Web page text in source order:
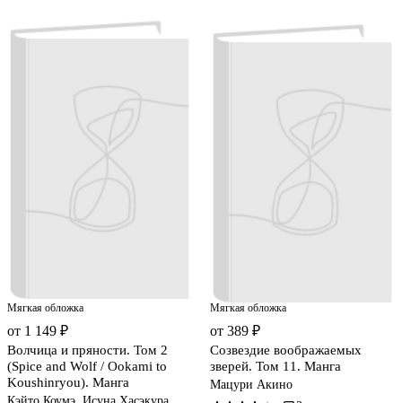
Мягкая обложка
от 1 149 ₽
Волчица и пряности. Том 2
(Spice and Wolf / Ookami to
Koushinryou). Манга
Мягкая обложка
от 389 ₽
Созвездие воображаемых
зверей. Том 11. Манга
Мацури Акино